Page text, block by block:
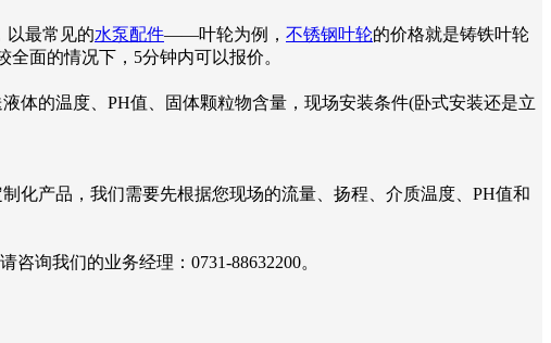
以最常见的水泵配件——叶轮为例， 不锈钢叶轮的价格就是铸铁叶轮
面的情况下，5分钟内可以报价。
体的温度、PH值、固体颗粒物含量，现场安装条件(卧式安装还是立
化产品，我们需要先根据您现场的流量、扬程、介质温度、PH值和
询我们的业务经理：0731-88632200。